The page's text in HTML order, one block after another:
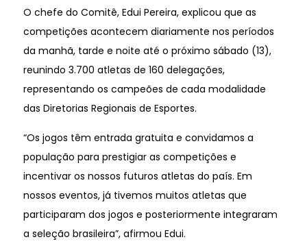
O chefe do Comitê, Edui Pereira, explicou que as
competições acontecem diariamente nos períodos
da manhã, tarde e noite até o próximo sábado (13),
reunindo 3.700 atletas de 160 delegações,
representando os campeões de cada modalidade
das Diretorias Regionais de Esportes.
“Os jogos têm entrada gratuita e convidamos a
população para prestigiar as competições e
incentivar os nossos futuros atletas do país. Em
nossos eventos, já tivemos muitos atletas que
participaram dos jogos e posteriormente integraram
a seleção brasileira”, afirmou Edui.